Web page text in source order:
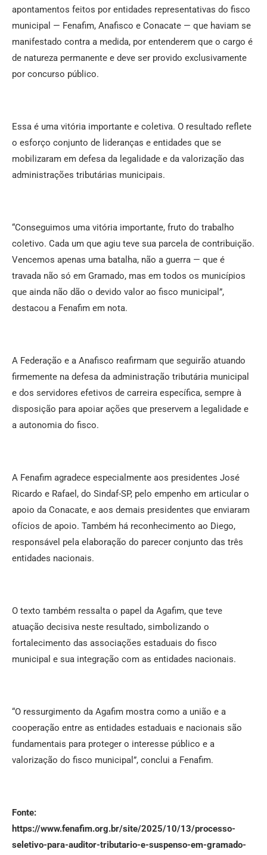
apontamentos feitos por entidades representativas do fisco
municipal — Fenafim, Anafisco e Conacate — que haviam se
manifestado contra a medida, por entenderem que o cargo é
de natureza permanente e deve ser provido exclusivamente
por concurso público.
Essa é uma vitória importante e coletiva. O resultado reflete
o esforço conjunto de lideranças e entidades que se
mobilizaram em defesa da legalidade e da valorização das
administrações tributárias municipais.
“Conseguimos uma vitória importante, fruto do trabalho
coletivo. Cada um que agiu teve sua parcela de contribuição.
Vencemos apenas uma batalha, não a guerra — que é
travada não só em Gramado, mas em todos os municípios
que ainda não dão o devido valor ao fisco municipal”,
destacou a Fenafim em nota.
A Federação e a Anafisco reafirmam que seguirão atuando
firmemente na defesa da administração tributária municipal
e dos servidores efetivos de carreira específica, sempre à
disposição para apoiar ações que preservem a legalidade e
a autonomia do fisco.
A Fenafim agradece especialmente aos presidentes José
Ricardo e Rafael, do Sindaf-SP, pelo empenho em articular o
apoio da Conacate, e aos demais presidentes que enviaram
ofícios de apoio. Também há reconhecimento ao Diego,
responsável pela elaboração do parecer conjunto das três
entidades nacionais.
O texto também ressalta o papel da Agafim, que teve
atuação decisiva neste resultado, simbolizando o
fortalecimento das associações estaduais do fisco
municipal e sua integração com as entidades nacionais.
“O ressurgimento da Agafim mostra como a união e a
cooperação entre as entidades estaduais e nacionais são
fundamentais para proteger o interesse público e a
valorização do fisco municipal”, conclui a Fenafim.
Fonte:
https://www.fenafim.org.br/site/2025/10/13/processo-
seletivo-para-auditor-tributario-e-suspenso-em-gramado-